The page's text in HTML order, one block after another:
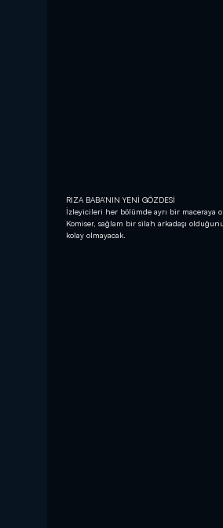
RIZA BABA’NIN YENİ GÖZDESİ
İzleyicileri her bölümde ayrı bir maceraya
Komiser, sağlam bir silah arkadaşı
kolay olmayacak.